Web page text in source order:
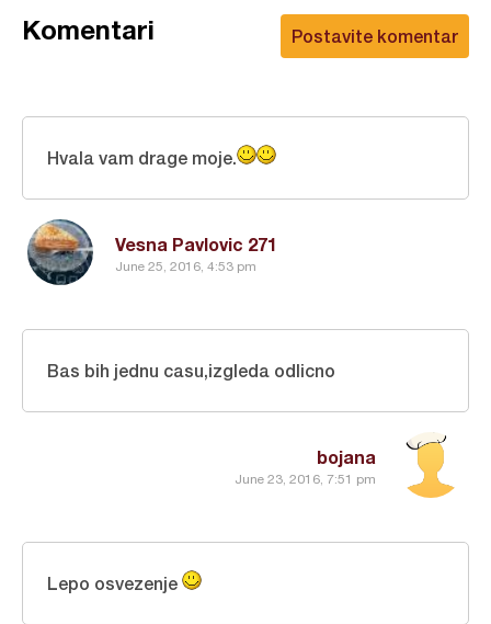
Postavite komentar
Komentari
Vesna Pavlovic 271
June 25, 2016, 4:53 pm
Hvala vam drage moje.
bojana
June 23, 2016, 7:51 pm
Bas bih jednu casu,izgleda odlicno
Lepo osvezenje